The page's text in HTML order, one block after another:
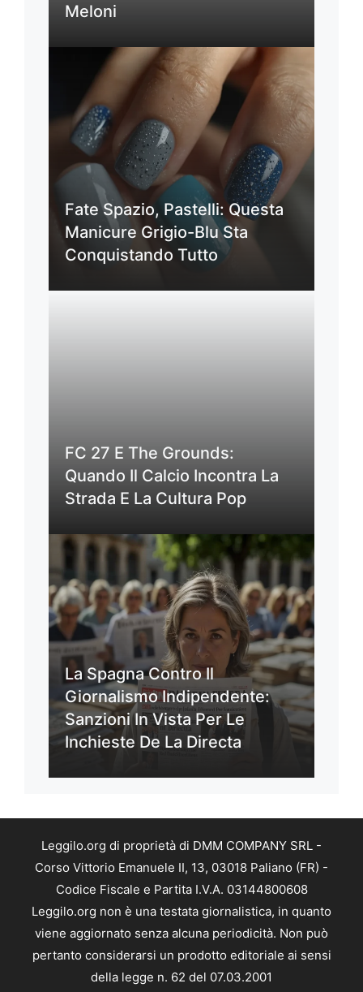
Meloni
Fate Spazio, Pastelli: Questa
Manicure Grigio-Blu Sta
Conquistando Tutto
FC 27 E The Grounds:
Quando Il Calcio Incontra La
Strada E La Cultura Pop
La Spagna Contro Il
Giornalismo Indipendente:
Sanzioni In Vista Per Le
Inchieste De La Directa
Leggilo.org di proprietà di DMM COMPANY SRL -
Corso Vittorio Emanuele II, 13, 03018 Paliano (FR) -
Codice Fiscale e Partita I.V.A. 03144800608
Leggilo.org non è una testata giornalistica, in quanto
viene aggiornato senza alcuna periodicità. Non può
pertanto considerarsi un prodotto editoriale ai sensi
della legge n. 62 del 07.03.2001